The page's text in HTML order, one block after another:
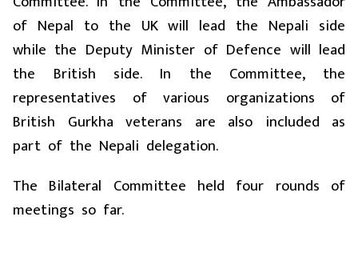
of Nepal to the UK will lead the Nepali side
while the Deputy Minister of Defence will lead
the British side. In the Committee, the
representatives of various organizations of
British Gurkha veterans are also included as
part of the Nepali delegation.
The Bilateral Committee held four rounds of
meetings so far.